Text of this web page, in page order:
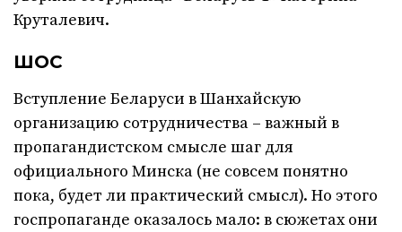
Круталевич.
ШОС
Вступление Беларуси в Шанхайскую
организацию сотрудничества – важный в
пропагандистском смысле шаг для
официального Минска (не совсем понятно
пока, будет ли практический смысл). Но этого
госпропаганде оказалось мало: в сюжетах они